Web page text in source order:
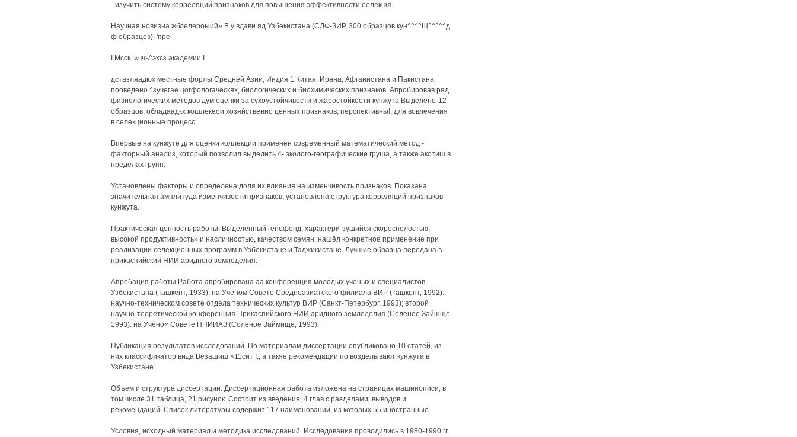
- изучить систему корреляций признаков для повышения эффективности еелекшя.
Научная новизна жблелероыий» В у вдави яд Узбекистана (СДФ-ЗИР, 300 образцов кун^^^^Щ^^^^^д
ф образцоз). 'пре-
I Мсск. «ччь^эхсз академии I
дстазляадюх местные форлы Средней Азии, Индия 1 Китая, Ирана, Афганистана и Пакистана,
пооведено ^зучегае цогфологаческях, биологических и биохимических признаков. Апробировав ряд
физиологических методов дум оценки за сухоустойчивости и жаростойкоети кунжута Выделено-12
образцов, обладаадкх кошлекеои хозяйственно ценных признаков, перспективны!, для вовлечения
в селекционные процесс.
Впервые на кунжуте для оценки коллекции применён современный математический метод -
факторный анализ, который позволил выделить 4- эколого-географические груша, а также акотиш в
пределах групп.
Установлены факторы и определена доля их влияния на изменчивость признаков. Показана
значительная амплитуда изменчивости'признаков, установлена структура корреляций признаков
кунжута.
Практическая ценность работы. Выделенный генофонд, характери-зушийся скороспелостью,
высокой продуктивность» и насличностью, качеством семян, нашёл конкретное применение при
реализации селекционных программ в Узбекистане и Таджикистане. Лучшие образца передана в
прикаспийский НИИ аридного земледелия.
Апробация работы.Работа апробирована аа конференция молодых учёных и специалистов
Узбекистана (Ташкент, 1933): на Учёном Совете Среднеазиатского филиала ВИР (Ташкент, 1992):
научно-техническом совете отдела технических культур ВИР (Санкт-Петербург, 1993); второй
научно-теоретической конференция Прикаспийского НИИ аридного земледелия (Солёное Зайшще
1993): на Учёно« Совете ПНИИАЗ (Солёное Займище, 1993).
Публикация результатов исследований. По материалам диссертации опубликовано 10 статей, из
них классификатор вида Везашиш <11сит I., а такяе рекомендации по возделывают кунжута в
Узбекистане.
Объем и структура диссертации. Диссертационная работа изложена на страницах машинописи, в
том числе 31 таблица, 21 рисунок. Состоит из введения, 4 глав с разделами, выводов и
рекомендаций. Список литературы содержит 117 наименований, из которых 55 иностранные.
Условия, исходный материал и методика исследований. Исследования проводились в 1980-1990 гг.